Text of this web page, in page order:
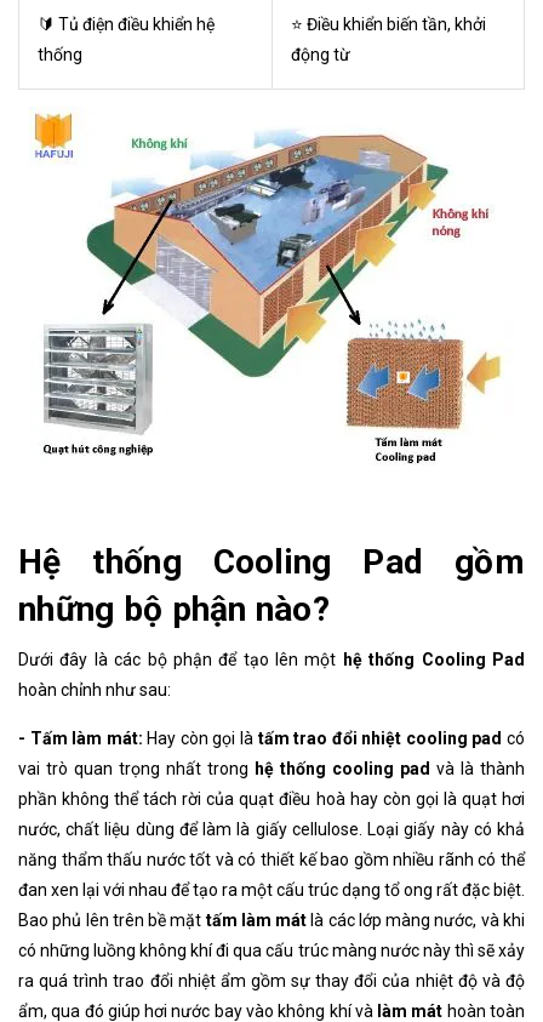
🔰 Tủ điện điều khiển hệ
thống
⭐ Điều khiển biến tần, khởi
động từ
Hệ thống Cooling Pad gồm
những bộ phận nào?
Dưới đây là các bộ phận để tạo lên một hệ thống Cooling Pad
hoàn chỉnh như sau:
- Tấm làm mát: Hay còn gọi là tấm trao đổi nhiệt cooling pad có
vai trò quan trọng nhất trong hệ thống cooling pad và là thành
phần không thể tách rời của quạt điều hoà hay còn gọi là quạt hơi
nước, chất liệu dùng để làm là giấy cellulose. Loại giấy này có khả
năng thẩm thấu nước tốt và có thiết kế bao gồm nhiều rãnh có thể
đan xen lại với nhau để tạo ra một cấu trúc dạng tổ ong rất đặc biệt.
Bao phủ lên trên bề mặt tấm làm mát là các lớp màng nước, và khi
có những luồng không khí đi qua cấu trúc màng nước này thì sẽ xảy
ra quá trình trao đổi nhiệt ẩm gồm sự thay đổi của nhiệt độ và độ
ẩm, qua đó giúp hơi nước bay vào không khí và làm mát hoàn toàn